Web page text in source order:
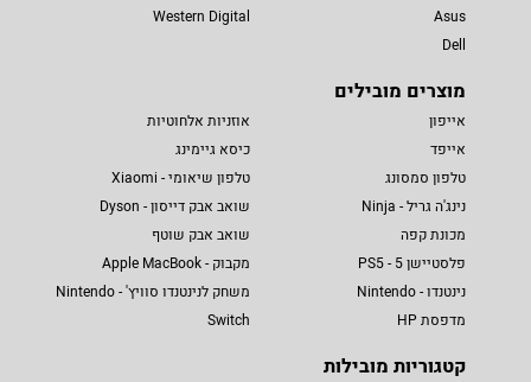
Asus
Dell
Western Digital
מוצרים מובילים
אייפון
אייפד
טלפון סמסונג
נינג'ה גריל - Ninja
מכונת קפה
פלסטיישן 5 - PS5
נינטנדו - Nintendo
מדפסת HP
אוזניות אלחוטיות
כיסא גיימינג
טלפון שיאומי - Xiaomi
שואב אבק דייסון - Dyson
שואב אבק שוטף
מקבוק - Apple MacBook
משחק לנינטנדו סוויץ' - Nintendo
Switch
קטגוריות מובילות